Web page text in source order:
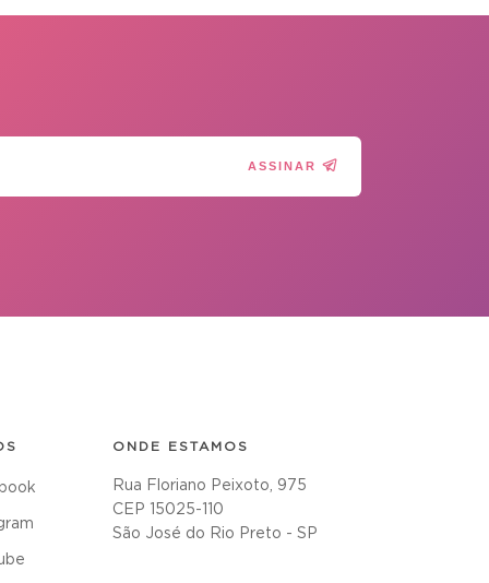
ASSINAR
ONDE ESTAMOS
Rua Floriano Peixoto, 975
CEP 15025-110
São José do Rio Preto - SP